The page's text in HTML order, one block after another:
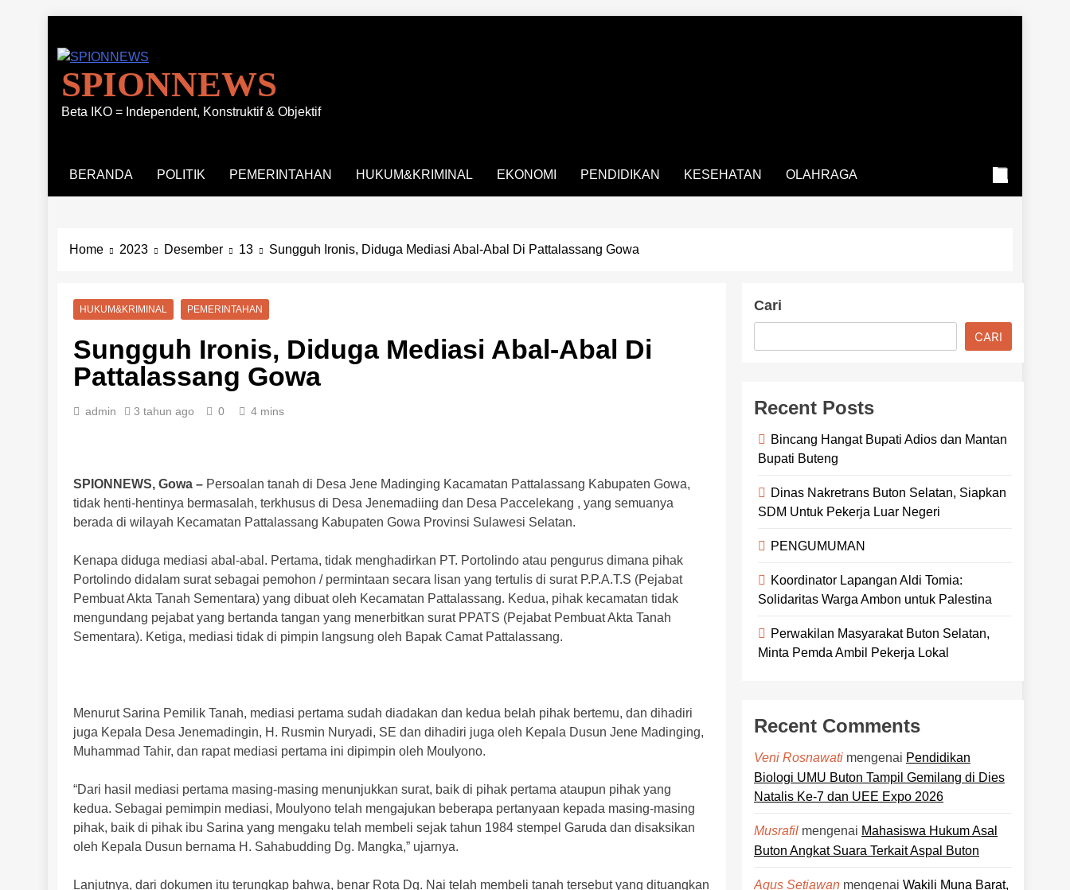
content
SPIONNEWS
Beta IKO = Independent, Konstruktif & Objektif
BERANDA POLITIK PEMERINTAHAN HUKUM&KRIMINAL EKONOMI PENDIDIKAN KESEHATAN OLAHRAGA
Home 2023 Desember 13 Sungguh Ironis, Diduga Mediasi Abal-Abal Di Pattalassang Gowa
HUKUM&KRIMINAL PEMERINTAHAN
Sungguh Ironis, Diduga Mediasi Abal-Abal Di
Pattalassang Gowa
admin 3 tahun ago 0 4 mins
SPIONNEWS, Gowa – Persoalan tanah di Desa Jene Madinging Kacamatan Pattalassang Kabupaten Gowa,
tidak henti-hentinya bermasalah, terkhusus di Desa Jenemadiing dan Desa Paccelekang , yang semuanya
berada di wilayah Kecamatan Pattalassang Kabupaten Gowa Provinsi Sulawesi Selatan.
Kenapa diduga mediasi abal-abal. Pertama, tidak menghadirkan PT. Portolindo atau pengurus dimana pihak
Portolindo didalam surat sebagai pemohon / permintaan secara lisan yang tertulis di surat P.P.A.T.S (Pejabat
Pembuat Akta Tanah Sementara) yang dibuat oleh Kecamatan Pattalassang. Kedua, pihak kecamatan tidak
mengundang pejabat yang bertanda tangan yang menerbitkan surat PPATS (Pejabat Pembuat Akta Tanah
Sementara). Ketiga, mediasi tidak di pimpin langsung oleh Bapak Camat Pattalassang.
Menurut Sarina Pemilik Tanah, mediasi pertama sudah diadakan dan kedua belah pihak bertemu, dan dihadiri
juga Kepala Desa Jenemadingin, H. Rusmin Nuryadi, SE dan dihadiri juga oleh Kepala Dusun Jene Madinging,
Muhammad Tahir, dan rapat mediasi pertama ini dipimpin oleh Moulyono.
“Dari hasil mediasi pertama masing-masing menunjukkan surat, baik di pihak pertama ataupun pihak yang
kedua. Sebagai pemimpin mediasi, Moulyono telah mengajukan beberapa pertanyaan kepada masing-masing
pihak, baik di pihak ibu Sarina yang mengaku telah membeli sejak tahun 1984 stempel Garuda dan disaksikan
oleh Kepala Dusun bernama H. Sahabudding Dg. Mangka,” ujarnya.
Lanjutnya, dari dokumen itu terungkap bahwa, benar Rota Dg. Nai telah membeli tanah tersebut yang dituangkan
Cari
CARI
Recent Posts
Bincang Hangat Bupati Adios dan Mantan
Bupati Buteng
Dinas Nakretrans Buton Selatan, Siapkan
SDM Untuk Pekerja Luar Negeri
PENGUMUMAN
Koordinator Lapangan Aldi Tomia:
Solidaritas Warga Ambon untuk Palestina
Perwakilan Masyarakat Buton Selatan,
Minta Pemda Ambil Pekerja Lokal
Recent Comments
Veni Rosnawati mengenai Pendidikan
Biologi UMU Buton Tampil Gemilang di Dies
Natalis Ke-7 dan UEE Expo 2026
Musrafil mengenai Mahasiswa Hukum Asal
Buton Angkat Suara Terkait Aspal Buton
Agus Setiawan mengenai Wakili Muna Barat,